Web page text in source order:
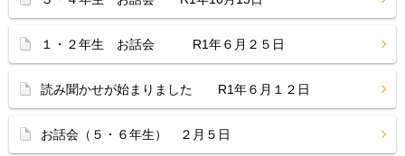
１・２年生 お話会 R1年６月２５日
読み聞かせが始まりました R1年６月１２日
お話会（５・６年生） ２月５日